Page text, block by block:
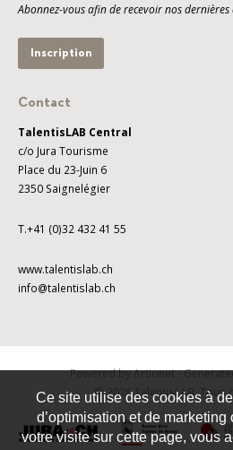
Abonnez-vous afin de recevoir nos dernières
Inscription
Contact
TalentisLAB Central
c/o Jura Tourisme
Place du 23-Juin 6
2350 Saignelégier
T.+41 (0)32 432 41 55
www.talentislab.ch
info@talentislab.ch
Powered by Artionet-
© 2026 TalentisLAB. Tous
Ce site utilise des cookies à
d’optimisation et de
votre visite sur cette page, vous